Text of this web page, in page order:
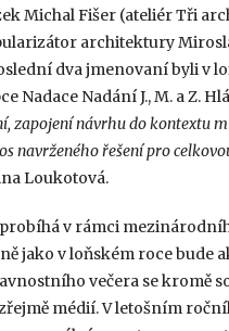
Michal Fišer (ateliér Tři
architektury
dva jmenovaní byli v
Nadání J., M. a Z.
zapojení návrhu do kontextu
navrženého řešení pro
Loukotová.
v rámci
jako v loňském roce
večera se kromě
médií. V letošním